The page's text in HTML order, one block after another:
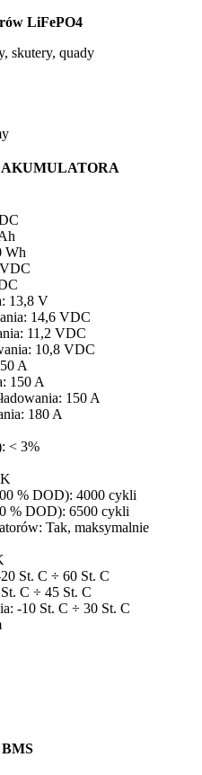
LiFePO4
skutery, quady
Wh
13,8 V
14,6 VDC
11,2 VDC
10,8 VDC
A
150 A
150 A
180 A
< 3%
% DOD): 4000 cykli
% DOD): 6500 cykli
Tak, maksymalnie
St. C ÷ 60 St. C
C ÷ 45 St. C
-10 St. C ÷ 30 St. C